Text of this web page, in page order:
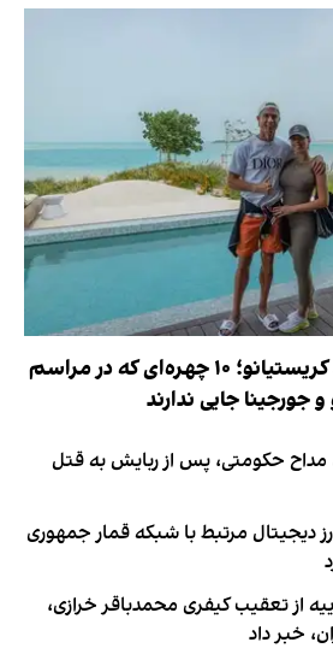
لیست ممنوعه کریستیانو؛ ۱۰ چهره‌ای که در مراسم
جورجینا جایی ندارند
مداح حکومتی، پس از ربایش به قتل
دیجیتال مرتبط با شبکه قمار جمهوری
از تعقیب کیفری محمدباقر خرازی،
خبر داد